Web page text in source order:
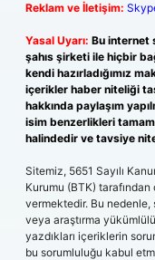
Reklam ve İletişim:
Yasal Uyarı: Bu internet
şahıs şirketi ile hiçbir
kendi hazırladığımız
içerikler haber niteliği
hakkında paylaşım
isim benzerlikleri
halindedir ve tavsiye
Sitemiz, 5651 Sayılı
Kurumu (BTK)
vermektedir. Bu
veya araştırma
yazdıkları içeriklerin
bu sorumluluğu kabul